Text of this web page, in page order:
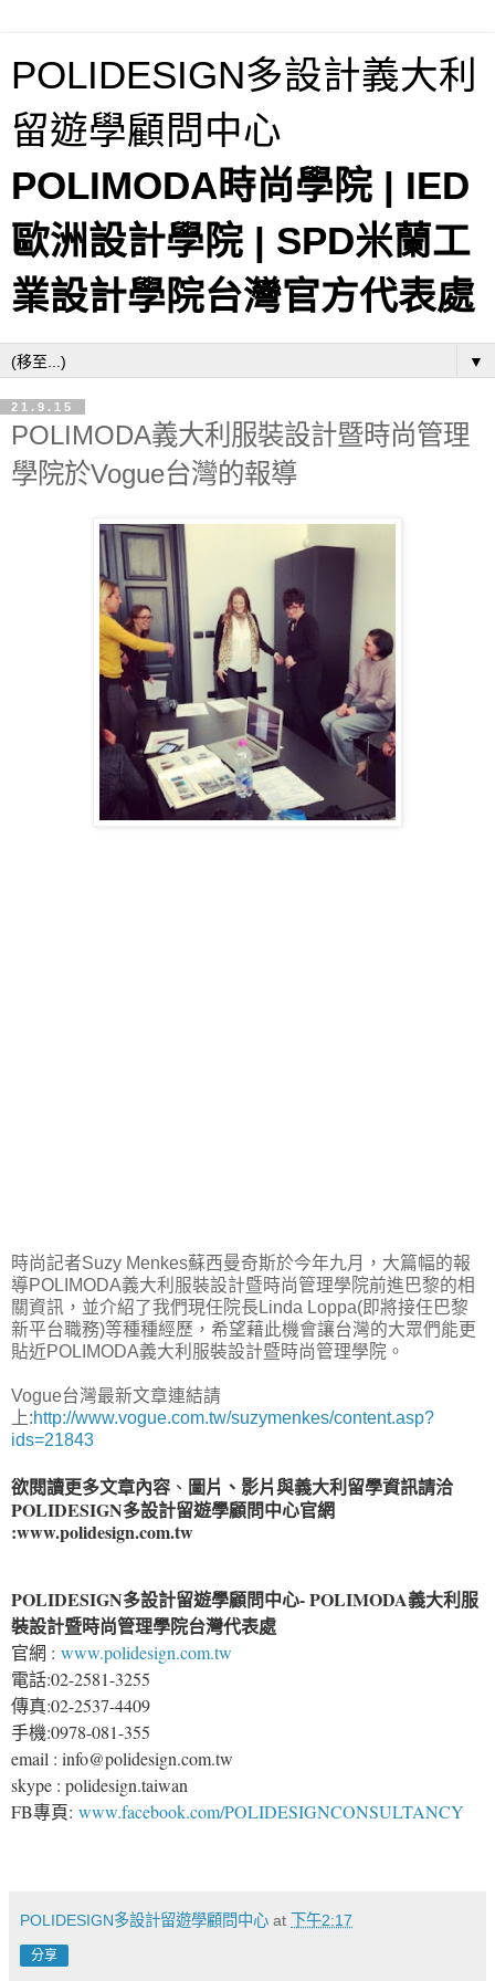
POLIDESIGN多設計義大利
留遊學顧問中心
POLIMODA時尚學院 | IED
歐洲設計學院 | SPD米蘭工
業設計學院台灣官方代表處
▼
21.9.15
POLIMODA義大利服裝設計暨時尚管理
學院於Vogue台灣的報導
時尚記者Suzy Menkes蘇西曼奇斯於今年九月，大篇幅的報
導POLIMODA義大利服裝設計暨時尚管理學院前進巴黎的相
關資訊，並介紹了我們現任院長Linda Loppa(即將接任巴黎
新平台職務)等種種經歷，希望藉此機會讓台灣的大眾們能更
貼近POLIMODA義大利服裝設計暨時尚管理學院。
Vogue台灣最新文章連結請
上:http://www.vogue.com.tw/suzymenkes/content.asp?
ids=21843
欲閱讀更多文章內容 、 圖片、影片與義大利留學資訊請洽
POLIDESIGN多設計留遊學顧問中心官網
:www.polidesign.com.tw
POLIDESIGN多設計留遊學顧問中心- POLIMODA義大利服
裝設計暨時尚管理學院台灣代表處
官網 : www.polidesign.com.tw
電話:02-2581-3255
傳真:02-2537-4409
手機:0978-081-355
email : info@polidesign.com.tw
skype : polidesign.taiwan
FB專頁: www.facebook.com/POLIDESIGNCONSULTANCY
POLIDESIGN多設計留遊學顧問中心 at 下午2:17
分享